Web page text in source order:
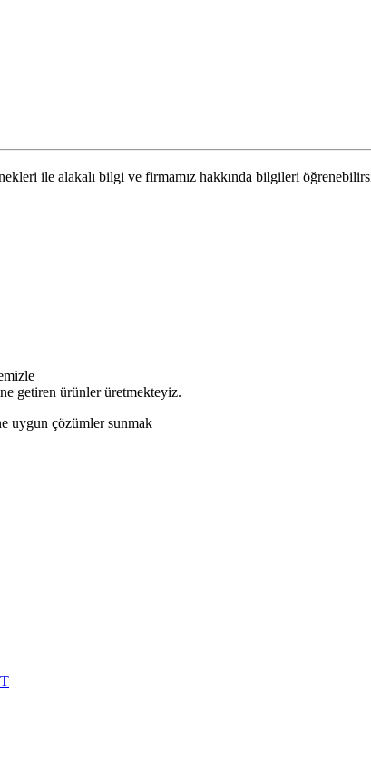
ile alakalı bilgi ve firmamız hakkında bilgileri
getiren ürünler üretmekteyiz.
uygun çözümler sunmak